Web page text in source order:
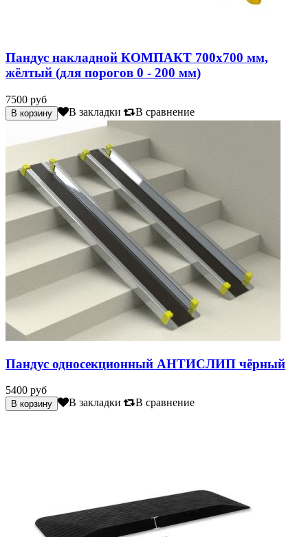
Пандус накладной КОМПАКТ 700х700 мм,
жёлтый (для порогов 0 - 200 мм)
7500 руб
В закладки В сравнение
Пандус односекционный АНТИСЛИП чёрный
5400 руб
В закладки В сравнение